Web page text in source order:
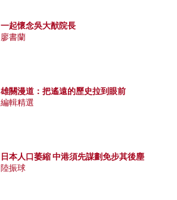
一起懷念吳大猷院長
廖書蘭
雄關漫道：把遙遠的歷史拉到眼前
編輯精選
日本人口萎縮 中港須先謀劃免步其後塵
陸振球